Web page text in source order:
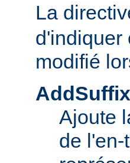
La
d'indiquer
modifié
AddSuffix
Ajoute
de l'en-